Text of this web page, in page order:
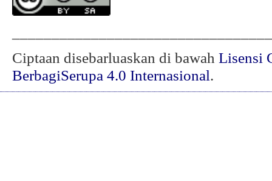
Ciptaan disebarluaskan di bawah Lisensi
BerbagiSerupa 4.0 Internasional.